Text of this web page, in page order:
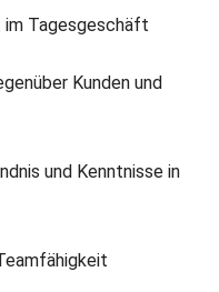
Tagesgeschäft
Kunden und
und Kenntnisse in